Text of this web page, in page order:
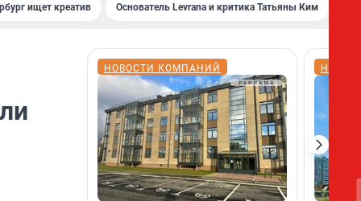
ищет креатив Основатель Levrana и критика Татьяны Ким
НОВОСТИ КОМПАНИЙ